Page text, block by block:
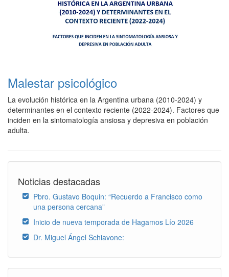
Malestar psicológico
La evolución histórica en la Argentina urbana (2010-2024) y
determinantes en el contexto reciente (2022-2024). Factores que
inciden en la sintomatología ansiosa y depresiva en población
adulta.
Noticias destacadas
Pbro. Gustavo Boquin: “Recuerdo a Francisco como
una persona cercana”
Inicio de nueva temporada de Hagamos Lío 2026
Dr. Miguel Ángel Schiavone: